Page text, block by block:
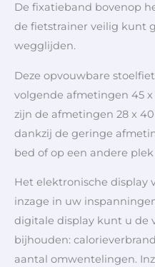
De fixatieband bovenop
de fietstrainer veilig kunt
wegglijden.
Deze opvouwbare
volgende afmetingen 45
zijn de afmetingen 28 x
dankzij de geringe
bed of op een andere
Het elektronische display
inzage in uw
digitale display kunt u de
bijhouden:
aantal omwentelingen.